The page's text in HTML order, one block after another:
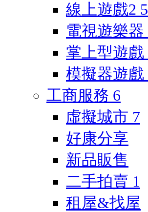
線上遊戲2 5
電視遊樂器
掌上型遊戲
模擬器遊戲
工商服務 6
虛擬城市 7
好康分享
新品販售
二手拍賣 1
租屋&找屋